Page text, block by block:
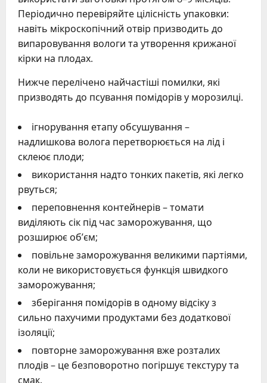
Періодично перевіряйте цілісність упаковки:
навіть мікроскопічний отвір призводить до
випаровування вологи та утворення крижаної
кірки на плодах.
Нижче перелічено найчастіші помилки, які
призводять до псування помідорів у морозилці.
ігнорування етапу обсушування –
надлишкова волога перетворюється на лід і
склеює плоди;
використання надто тонких пакетів, які легко
рвуться;
переповнення контейнерів – томати
виділяють сік під час заморожування, що
розширює об’єм;
повільне заморожування великими партіями,
коли не використовується функція швидкого
заморожування;
зберігання помідорів в одному відсіку з
сильно пахучими продуктами без додаткової
ізоляції;
повторне заморожування вже розталих
плодів – це безповоротно погіршує текстуру та
смак.